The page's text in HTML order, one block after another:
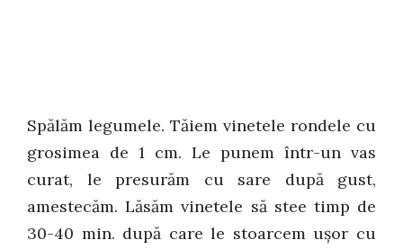
Spălăm legumele. Tăiem vinetele rondele cu
grosimea de 1 cm. Le punem într-un vas
curat, le presurăm cu sare după gust,
amestecăm. Lăsăm vinetele să stee timp de
30-40 min. după care le stoarcem uşor cu